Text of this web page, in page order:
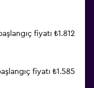
fiyatı ₺1.812
fiyatı ₺1.585